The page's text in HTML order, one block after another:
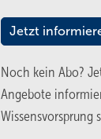
Jetzt
Noch kein Abo?
Angebote
Wissensvorsprung